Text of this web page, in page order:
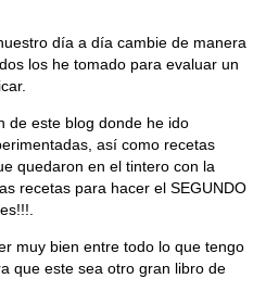
día a día cambie de manera
los he tomado para evaluar un
de este blog donde he ido
así como recetas
quedaron en el tintero con la
recetas para hacer el SEGUNDO
muy bien entre todo lo que tengo
que este sea otro gran libro de